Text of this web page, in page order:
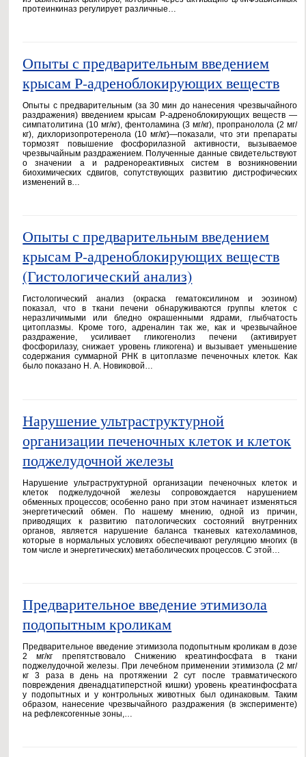
протеинкиназ регулирует различные…
Опыты с предварительным введением
крысам Р-адреноблокирующих веществ
Опыты с предварительным (за 30 мин до нанесения чрезвычайного
раздражения) введением крысам Р-адреноблокирующих веществ —
симпатолитина (10 мг/кг), фентоламина (3 мг/кг), пропранолола (2 мг/
кг), дихлоризопротеренола (10 мг/кг)—показали, что эти препараты
тормозят повышение фосфорилазной активности, вызываемое
чрезвычайным раздражением. Полученные данные свидетельствуют
о значении а и радренореактивных систем в возникновении
биохимических сдвигов, сопутствующих развитию дистрофических
изменений в…
Опыты с предварительным введением
крысам Р-адреноблокирующих веществ
(Гистологический анализ)
Гистологический анализ (окраска гематоксилином и эозином)
показал, что в ткани печени обнаруживаются группы клеток с
неразличимыми или бледно окрашенными ядрами, глыбчатость
цитоплазмы. Кроме того, адреналин так же, как и чрезвычайное
раздражение, усиливает гликогенолиз печени (активирует
фосфорилазу, снижает уровень гликогена) и вызывает уменьшение
содержания суммарной РНК в цитоплазме печеночных клеток. Как
было показано Н. А. Новиковой…
Нарушение ультраструктурной
организации печеночных клеток и клеток
поджелудочной железы
Нарушение ультраструктурной организации печеночных клеток и
клеток поджелудочной железы сопровождается нарушением
обменных процессов; особенно рано при этом начинает изменяться
энергетический обмен. По нашему мнению, одной из причин,
приводящих к развитию патологических состояний внутренних
органов, является нарушение баланса тканевых катехоламинов,
которые в нормальных условиях обеспечивают регуляцию многих (в
том числе и энергетических) метаболических процессов. С этой…
Предварительное введение этимизола
подопытным кроликам
Предварительное введение этимизола подопытным кроликам в дозе
2 мг/кг препятствовало Снижению креатинфосфата в ткани
поджелудочной железы. При лечебном применении этимизола (2 мг/
кг 3 раза в день на протяжении 2 сут после травматического
повреждения двенадцатиперстной кишки) уровень креатинфосфата
у подопытных и у контрольных животных был одинаковым. Таким
образом, нанесение чрезвычайного раздражения (в эксперименте)
на рефлексогенные зоны,…